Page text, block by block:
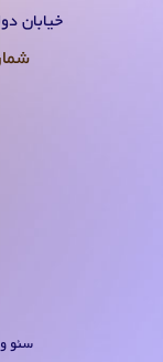
خیابان دولت -
سئو